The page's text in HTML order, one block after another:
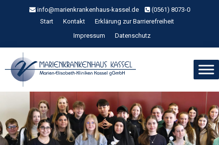
info@marienkrankenhaus-kassel.de
(0561) 8073-0
Start
Kontakt
Erklärung zur Barrierefreiheit
Impressum
Datenschutz